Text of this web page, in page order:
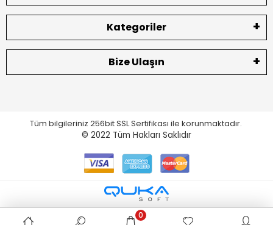
Kategoriler
Bize Ulaşın
Tüm bilgileriniz 256bit SSL Sertifikası ile korunmaktadır.
© 2022 Tüm Hakları Saklıdır
0